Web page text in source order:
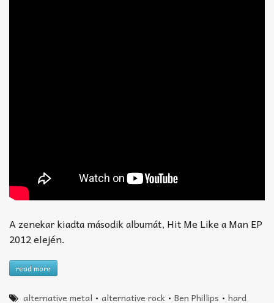
A zenekar kiadta második albumát, Hit Me Like a Man EP
2012 elején.
read more
alternative metal •alternative rock •Ben Phillips •hard